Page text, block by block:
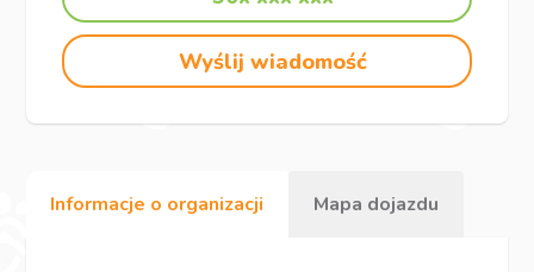
Wyślij wiadomość
Informacje o organizacji Mapa dojazdu